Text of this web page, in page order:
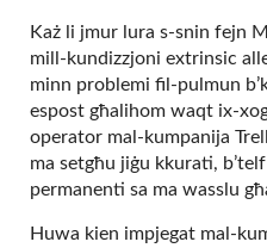
Każ li jmur lura s-snin fejn
mill-kundizzjoni extrinsic
minn problemi fil-pulmun
espost għalihom waqt ix-
operator mal-kumpanija
ma setgħu jiġu kkurati,
permanenti sa ma wasslu
Huwa kien impjegat mal-